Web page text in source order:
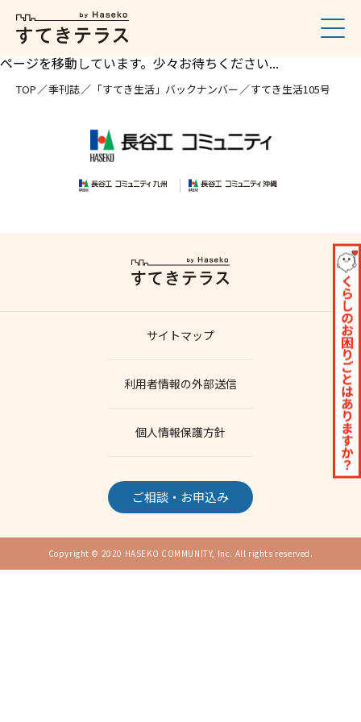
ページを移動しています。少々お待ちください...
TOP 季刊誌 「すてき生活」バックナンバー すてき生活105号
サイトマップ
利用者情報の外部送信
個人情報保護方針
ご相談・お申込み
Copyright © 2020 HASEKO COMMUNITY, Inc. All rights reserved.